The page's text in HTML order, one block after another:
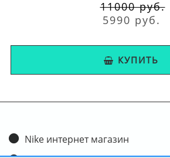
11000 руб.
5990 руб.
КУПИТЬ
Nike интернет магазин